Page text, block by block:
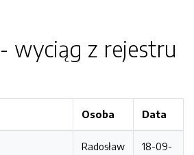
wyciąg z rejestru
Osoba Data
Radosław
18-09-